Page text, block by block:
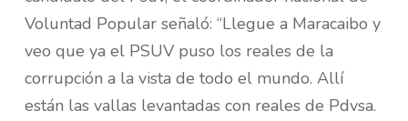
Voluntad Popular señaló: “Llegue a Maracaibo y
veo que ya el PSUV puso los reales de la
corrupción a la vista de todo el mundo. Allí
están las vallas levantadas con reales de Pdvsa.